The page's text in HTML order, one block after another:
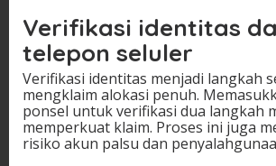
Verifikasi identitas
telepon seluler
Verifikasi identitas menjadi langkah
mengklaim alokasi penuh.
ponsel untuk verifikasi dua langkah
memperkuat klaim. Proses ini juga
risiko akun palsu dan